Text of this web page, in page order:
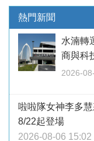
熱門新聞
水湳
商與科
2026-
啦啦隊女神李多
8/22起登場
2026-08-06 15:02